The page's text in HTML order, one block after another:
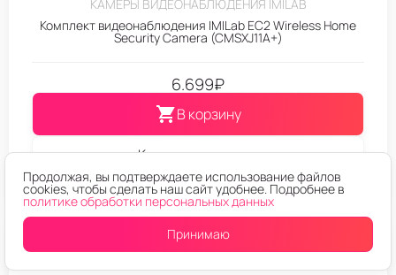
КАМЕРЫ ВИДЕОНАБЛЮДЕНИЯ IMILAB
Комплект видеонаблюдения IMILab EC2 Wireless Home
Security Camera (CMSXJ11A+)
6.699₽
В корзину
Купить в один клик
Продолжая, вы подтверждаете использование файлов
cookies, чтобы сделать наш сайт удобнее. Подробнее в
политике обработки персональных данных
Принимаю